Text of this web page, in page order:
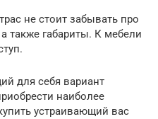
не стоит забывать про
также габариты. К мебели
для себя вариант
наиболее
устраивающий вас